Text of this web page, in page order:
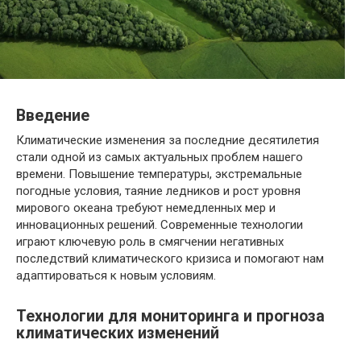
Введение
Климатические изменения за последние десятилетия
стали одной из самых актуальных проблем нашего
времени. Повышение температуры, экстремальные
погодные условия, таяние ледников и рост уровня
мирового океана требуют немедленных мер и
инновационных решений. Современные технологии
играют ключевую роль в смягчении негативных
последствий климатического кризиса и помогают нам
адаптироваться к новым условиям.
Технологии для мониторинга и прогноза
климатических изменений